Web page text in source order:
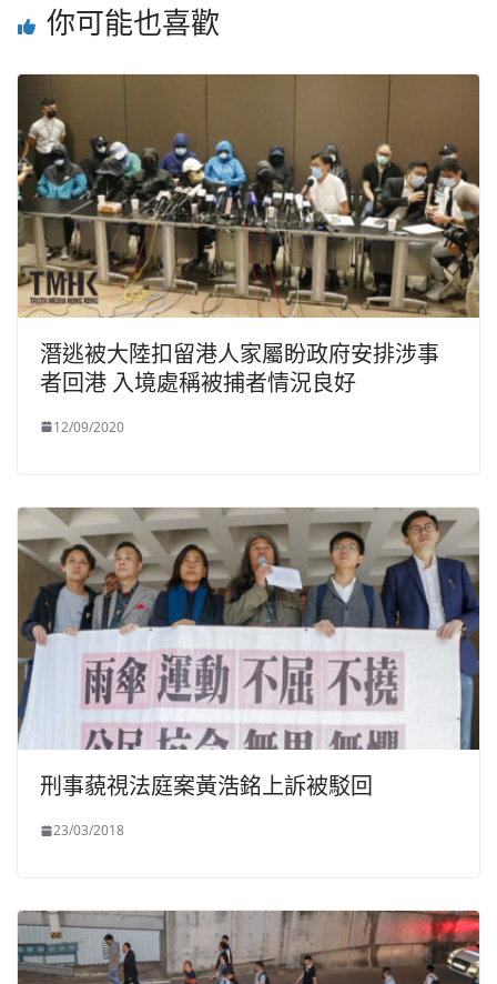
你可能也喜歡
潛逃被大陸扣留港人家屬盼政府安排涉事
者回港 入境處稱被捕者情況良好
12/09/2020
刑事藐視法庭案黃浩銘上訴被駁回
23/03/2018